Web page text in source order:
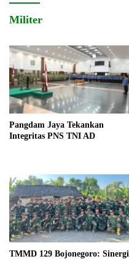
Militer
Pangdam Jaya Tekankan
Integritas PNS TNI AD
TMMD 129 Bojonegoro: Sinergi